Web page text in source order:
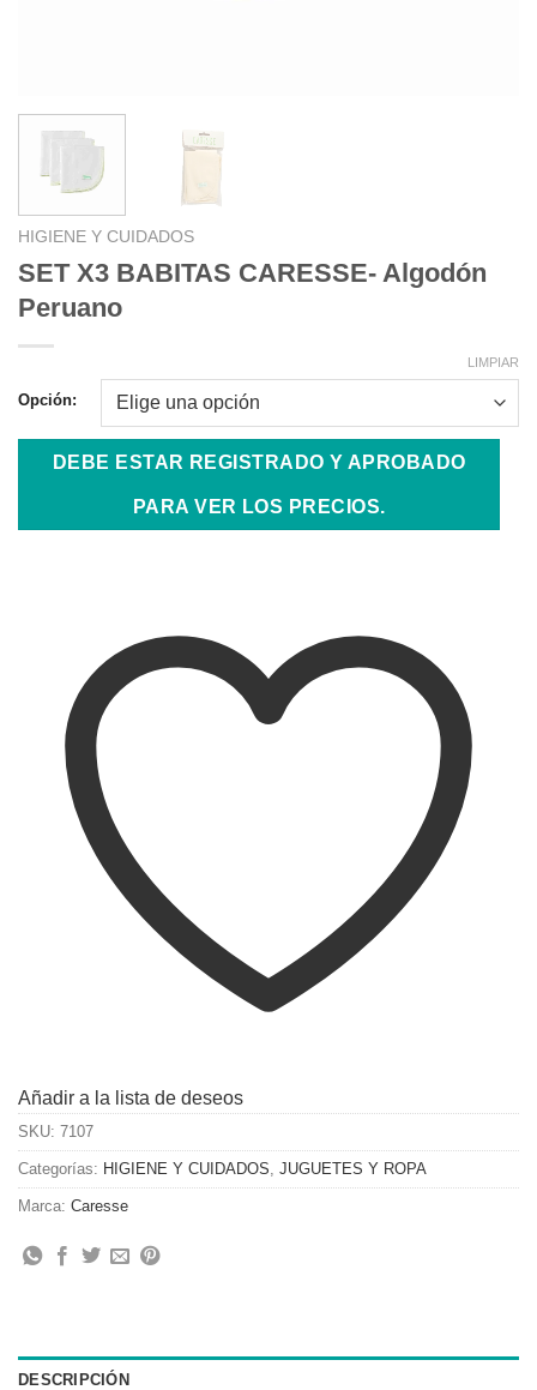
HIGIENE Y CUIDADOS
SET X3 BABITAS CARESSE- Algodón
Peruano
Opción:
LIMPIAR
DEBE ESTAR REGISTRADO Y APROBADO
PARA VER LOS PRECIOS.
Añadir a la lista de deseos
SKU: 7107
Categorías: HIGIENE Y CUIDADOS, JUGUETES Y ROPA
Marca: Caresse
DESCRIPCIÓN